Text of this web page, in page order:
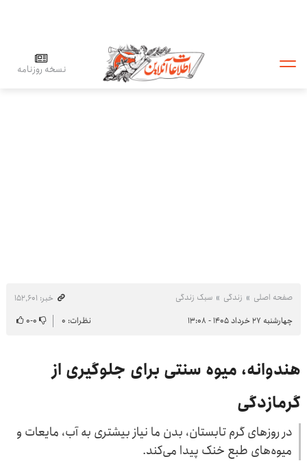
نسخه روزنامه
صفحه اصلی زندگی سبک زندگی
خبر: ۱۵۲٬۶۰۱
چهارشنبه ۲۷ خرداد ۱۴۰۵ - ۱۳:۰۸
نظرات: ۰ ۰-۰
هندوانه، میوه سنتی برای جلوگیری از
گرمازدگی
در روزهای گرم تابستان، بدن ما نیاز بیشتری به آب، مایعات و
میوه‌های طبع خنک پیدا می‌کند.